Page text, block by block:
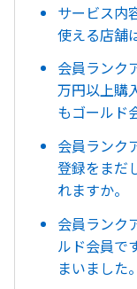
サービス内
使える店舗
会員ランク
万円以上購
もゴールド
会員ランク
登録をまだ
れますか。
会員ランク
ルド会員で
まいました。